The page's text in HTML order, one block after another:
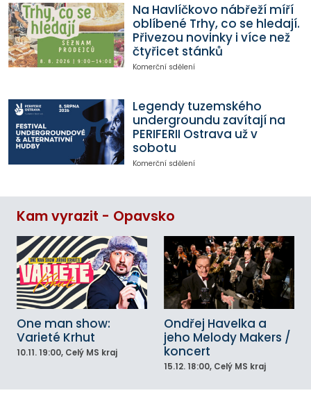
Na Havlíčkovo nábřeží míří
oblíbené Trhy, co se hledají.
Přivezou novinky i více než
čtyřicet stánků
Komerční sdělení
Legendy tuzemského
undergroundu zavítají na
PERIFERII Ostrava už v
sobotu
Komerční sdělení
Kam vyrazit - Opavsko
One man show:
Varieté Krhut
10.11. 19:00, Celý MS kraj
Ondřej Havelka a
jeho Melody Makers /
koncert
15.12. 18:00, Celý MS kraj